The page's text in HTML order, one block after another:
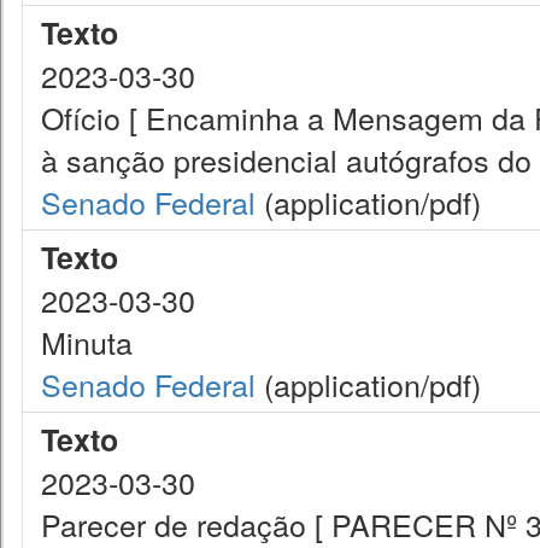
Texto
2023-03-30
Ofício [ Encaminha a Mensagem
à sanção presidencial autógrafos
Senado Federal (application/pdf)
Texto
2023-03-30
Minuta
Senado Federal (application/pdf)
Texto
2023-03-30
Parecer de redação [ PARECER Nº